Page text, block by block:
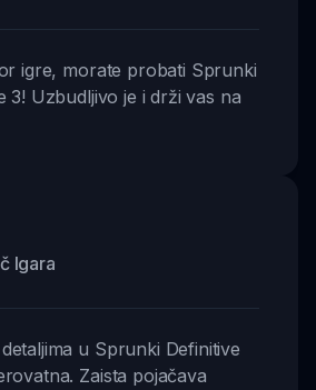
igre, morate probati Sprunki
3! Uzbudljivo je i drži vas na
Igara
u Sprunki Definitive
Zaista pojačava